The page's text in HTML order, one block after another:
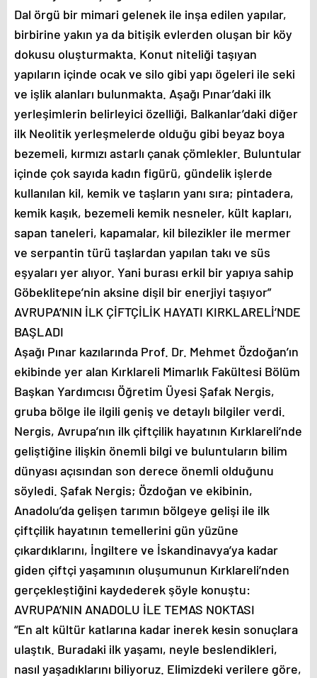
Dal örgü bir mimari gelenek ile inşa edilen yapılar,
birbirine yakın ya da bitişik evlerden oluşan bir köy
dokusu oluşturmakta. Konut niteliği taşıyan
yapıların içinde ocak ve silo gibi yapı ögeleri ile seki
ve işlik alanları bulunmakta. Aşağı Pınar’daki ilk
yerleşimlerin belirleyici özelliği, Balkanlar’daki diğer
ilk Neolitik yerleşmelerde olduğu gibi beyaz boya
bezemeli, kırmızı astarlı çanak çömlekler. Buluntular
içinde çok sayıda kadın figürü, gündelik işlerde
kullanılan kil, kemik ve taşların yanı sıra; pintadera,
kemik kaşık, bezemeli kemik nesneler, kült kapları,
sapan taneleri, kapamalar, kil bilezikler ile mermer
ve serpantin türü taşlardan yapılan takı ve süs
eşyaları yer alıyor. Yani burası erkil bir yapıya sahip
Göbeklitepe’nin aksine dişil bir enerjiyi taşıyor”
AVRUPA’NIN İLK ÇİFTÇİLİK HAYATI KIRKLARELİ’NDE
BAŞLADI
Aşağı Pınar kazılarında Prof. Dr. Mehmet Özdoğan’ın
ekibinde yer alan Kırklareli Mimarlık Fakültesi Bölüm
Başkan Yardımcısı Öğretim Üyesi Şafak Nergis,
gruba bölge ile ilgili geniş ve detaylı bilgiler verdi.
Nergis, Avrupa’nın ilk çiftçilik hayatının Kırklareli’nde
geliştiğine ilişkin önemli bilgi ve buluntuların bilim
dünyası açısından son derece önemli olduğunu
söyledi. Şafak Nergis; Özdoğan ve ekibinin,
Anadolu’da gelişen tarımın bölgeye gelişi ile ilk
çiftçilik hayatının temellerini gün yüzüne
çıkardıklarını, İngiltere ve İskandinavya’ya kadar
giden çiftçi yaşamının oluşumunun Kırklareli’nden
gerçekleştiğini kaydederek şöyle konuştu:
AVRUPA’NIN ANADOLU İLE TEMAS NOKTASI
“En alt kültür katlarına kadar inerek kesin sonuçlara
ulaştık. Buradaki ilk yaşamı, neyle beslendikleri,
nasıl yaşadıklarını biliyoruz. Elimizdeki verilere göre,